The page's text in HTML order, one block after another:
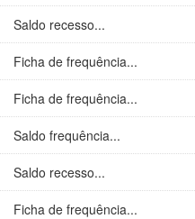
Saldo recesso...
Ficha de frequência...
Ficha de frequência...
Saldo frequência...
Saldo recesso...
Ficha de frequência...